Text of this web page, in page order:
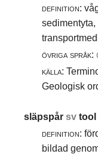
definition:
övriga språk:
källa:
Geologisk
släpspårsvtool
definition:
bildad